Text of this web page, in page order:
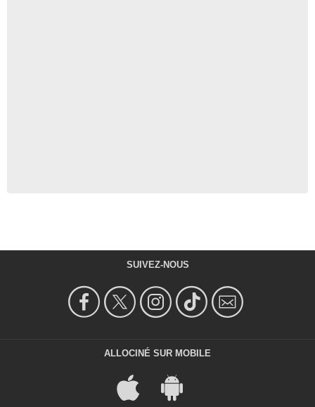
SUIVEZ-NOUS
ALLOCINÉ SUR MOBILE